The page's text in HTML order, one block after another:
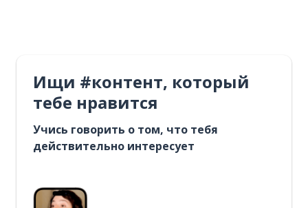
Ищи #контент, который
тебе нравится
Учись говорить о том, что тебя
действительно интересует